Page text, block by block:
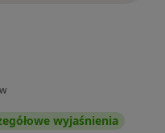
wyjaśnienia